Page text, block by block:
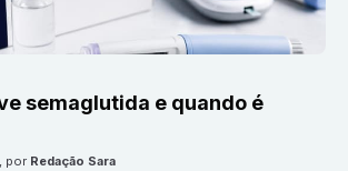
semaglutida e quando é
, por Redação Sara